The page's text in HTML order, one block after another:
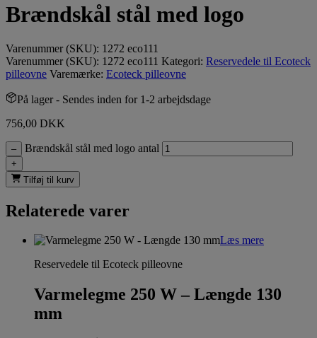
Brændskål stål med logo
Varenummer (SKU): 1272 eco111
Varenummer (SKU): 1272 eco111 Kategori: Reservedele til Ecoteck
pilleovne Varemærke: Ecoteck pilleovne
På lager - Sendes inden for 1-2 arbejdsdage
756,00 DKK
– Brændskål stål med logo antal
+
Tilføj til kurv
Relaterede varer
Læs mere
Reservedele til Ecoteck pilleovne
Varmelegme 250 W – Længde 130
mm